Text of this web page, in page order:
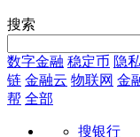
搜索
数字金融 稳定币 隐
链 金融云 物联网 金
帮 全部
搜银行